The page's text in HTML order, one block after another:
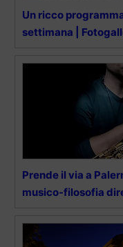
Un ricco
settimana |
Prende il via a
musico-filosofia